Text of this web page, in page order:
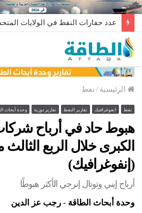
عدد حفارات النفط في الولايات المتحدة يرتفع
الرئيسية / نفط
نفط انفوغرافيك تقارير النفط تقارير دورية وحدة أبحاث
هبوط حاد في أرباح
(إنفوغرافيك)
أرباح إيني وتوتال إنرجي الأكثر هبوطًا
وحدة أبحاث الطاقة - رجب عز الدين